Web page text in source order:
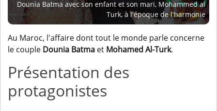
Dounia Batma avec son enfant et son mari, Mohammed al
Turk, à l'époque de l'harmonie
Au Maroc, l'affaire dont tout le monde parle concerne
le couple Dounia Batma et Mohamed Al-Turk.
Présentation des
protagonistes